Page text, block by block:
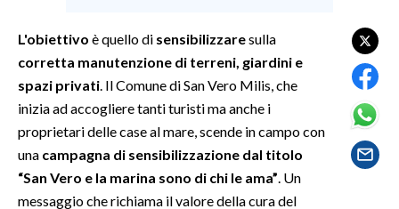
CULTURA
SALUTE
SARDEGNA TURISMO
L'obiettivo è quello di sensibilizzaresulla
corretta manutenzione di terreni, giardini e
spazi privati . Il Comune di San Vero Milis, che
inizia ad accogliere tanti turisti ma anche i
proprietari delle case al mare, scende in campo con
una campagna di sensibilizzazione dal titolo
“San Vero e la marina sono di chi le ama” . Un
messaggio che richiama il valore della cura del